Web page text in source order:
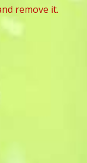
remove it.